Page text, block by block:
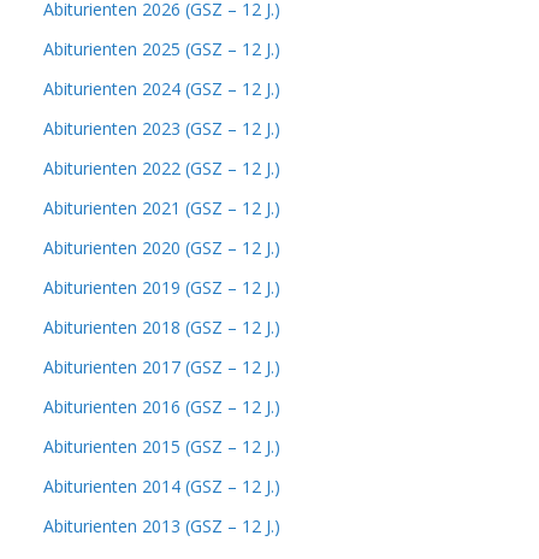
Abiturienten 2026 (GSZ – 12 J.)
Abiturienten 2025 (GSZ – 12 J.)
Abiturienten 2024 (GSZ – 12 J.)
Abiturienten 2023 (GSZ – 12 J.)
Abiturienten 2022 (GSZ – 12 J.)
Abiturienten 2021 (GSZ – 12 J.)
Abiturienten 2020 (GSZ – 12 J.)
Abiturienten 2019 (GSZ – 12 J.)
Abiturienten 2018 (GSZ – 12 J.)
Abiturienten 2017 (GSZ – 12 J.)
Abiturienten 2016 (GSZ – 12 J.)
Abiturienten 2015 (GSZ – 12 J.)
Abiturienten 2014 (GSZ – 12 J.)
Abiturienten 2013 (GSZ – 12 J.)